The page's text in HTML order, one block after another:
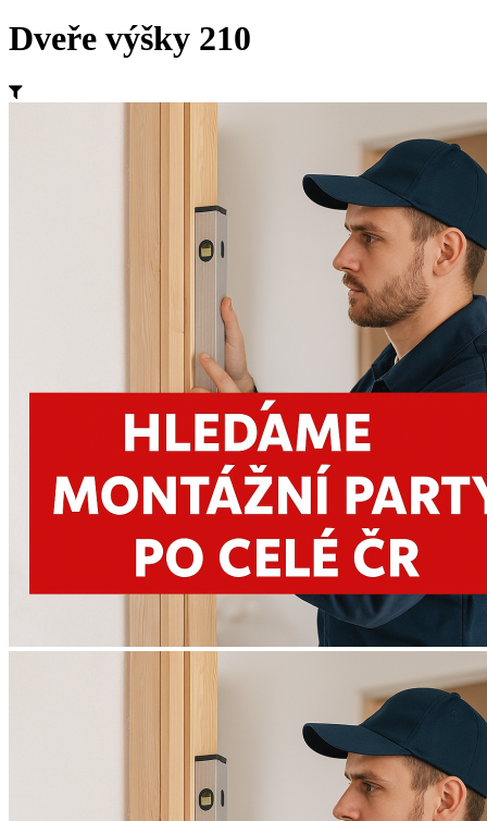
Dveře výšky 210